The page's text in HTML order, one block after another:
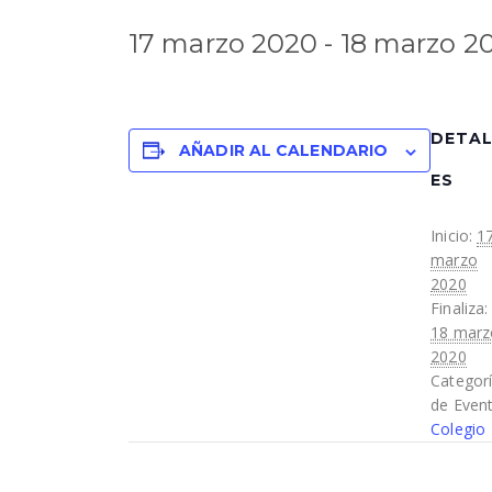
17 marzo 2020 - 18 marzo
AÑADIR AL CALENDARIO
ES
Inicio:
marzo
2020
Finaliza:
18
2020
de
Colegio